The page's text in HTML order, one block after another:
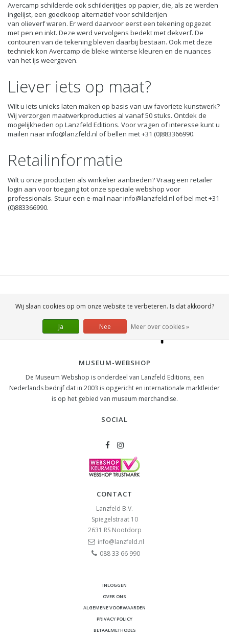
Avercamp schilderde ook schilderijtjes op papier, die, als ze werden
ingelijst, een goedkoop alternatief voor schilderijen
van olieverf waren. Er werd daarvoor eerst een tekening opgezet
met pen en inkt. Deze werd vervolgens bedekt met dekverf. De
contouren van de tekening bleven daarbij bestaan. Ook met deze
techniek kon Avercamp de bleke winterse kleuren en de nuances
van het ijs weergeven.
Liever iets op maat?
Wilt u iets unieks laten maken op basis van uw favoriete kunstwerk?
Wij verzorgen maatwerkproducties al vanaf 50 stuks. Ontdek de
mogelijkheden op Lanzfeld Editions. Voor vragen of interesse kunt u
mailen naarinfo@lanzfeld.nl of bellen met +31 (0)883366990.
Retailinformatie
Wilt u onze producten als winkelier aanbieden? Vraag een retailer
login aan voor toegang tot onze speciale webshop voor
professionals. Stuur een e-mail naarinfo@lanzfeld.nl of bel met +31
(0)883366990.
MUSEUM-WEBSHOP
De Museum Webshop is onderdeel van Lanzfeld Editions, een
Nederlands bedrijf dat in 2003 is opgericht en internationale marktleider
is op het gebied van museum merchandise.
SOCIAL
CONTACT
Lanzfeld B.V.
Spiegelstraat 10
2631 RS Nootdorp
info@lanzfeld.nl
088 33 66 990
INLOGGEN
OVER ONS
ALGEMENE VOORWAARDEN
PRIVACY POLICY
BETAALMETHODES
Wij slaan cookies op om onze website te verbeteren. Is dat akkoord?
Ja Nee Meer over cookies »